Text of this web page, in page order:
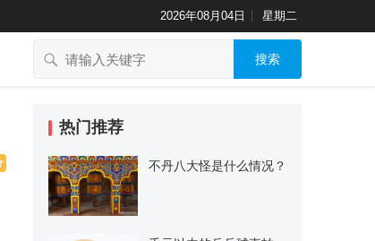
2026年08月04日 星期二
搜索
热门推荐
不丹八大怪是什么情况？